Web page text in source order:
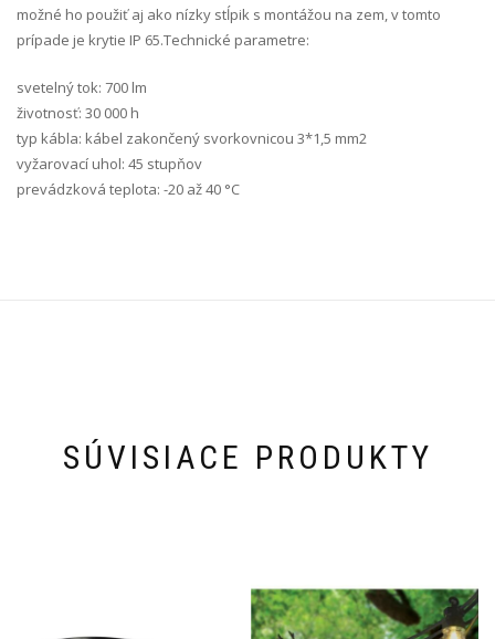
možné ho použiť aj ako nízky stĺpik s montážou na zem, v tomto
prípade je krytie IP 65.Technické parametre:
svetelný tok: 700 lm
životnosť: 30 000 h
typ kábla: kábel zakončený svorkovnicou 3*1,5 mm2
vyžarovací uhol: 45 stupňov
prevádzková teplota: -20 až 40 °C
SÚVISIACE PRODUKTY